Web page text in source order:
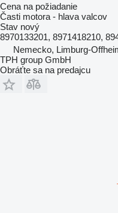
Cena na požiadanie
Časti motora - hlava valcov
Stav nový
8970133201, 8971418210,
Nemecko, Limburg-
TPH group GmbH
Obráťte sa na predajcu